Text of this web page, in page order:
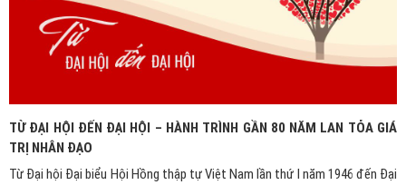
TỪ ĐẠI HỘI ĐẾN ĐẠI HỘI – HÀNH TRÌNH GẦN 80 NĂM LAN TỎA GIÁ
TRỊ NHÂN ĐẠO
Từ Đại hội Đại biểu Hội Hồng thập tự Việt Nam lần thứ I năm 1946 đến Đại